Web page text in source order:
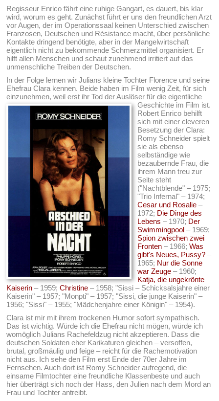
Regisseur Enrico fährt eine ruhige Gangart, es dauert, bis klar
wird, worum es geht. Zunächst führt er uns den freundlichen Arzt
vor Augen, der im Operationssaal keinen Unterschied zwischen
Franzosen, Deutschen und Résistance macht, über persönliche
Kontakte dringend benötigte, aber in der Mangelwirtschaft
eigentlich nicht zu bekommende Schmerzmittel organisiert. Er
hilft allen Menschen und schaut zunehmend irritiert auf das
unmenschliche Treiben der Deutschen.
In der Folge lernen wir Julians kleine Tochter Florence und seine
Ehefrau Clara kennen. Beide haben im Film wenig Zeit, für sich
einzunehmen, weil erst ihr Tod der Auslöser für die eigentliche
Geschichte im Film ist.
Robert Enrico behilft
sich mit einer cleveren
Besetzung der Clara:
Romy Schneider spielt
sie als ebenso
selbständige wie
bezaubernde Frau, die
ihrem Mann treu zur
Seite steht
("Nachtblende" – 1975;
"Trio Infernal" – 1974;
Cesar und Rosalie –
1972; Die Dinge des
Lebens – 1970; Der
Swimmingpool – 1969;
Spion zwischen zwei
Fronten – 1966;Was
gibt's Neues, Pussy? –
1965; Nur die Sonne
war Zeuge – 1960;
Katja, die ungekrönte
Kaiserin – 1959;Christine – 1958; "Sissi – Schicksalsjahre einer
Kaiserin" – 1957; "Monpti" – 1957; "Sissi, die junge Kaiserin" –
1956; "Sissi" – 1955; "Mädchenjahre einer Königin" – 1954).
Clara ist mir mit ihrem trockenen Humor sofort sympathisch.
Das ist wichtig. Würde ich die Ehefrau nicht mögen, würde ich
womöglich Julians Rachefeldzug nicht akzeptieren. Dass die
deutschen Soldaten eher Karikaturen gleichen – versoffen,
brutal, großmäulig und feige – reicht für die Rachemotivation
nicht aus. Ich sehe den Film erst Ende der 70er Jahre im
Fernsehen. Auch dort ist Romy Schneider aufregend, die
einsame Filmtochter eine freundliche Klassenbeste und auch
hier überträgt sich noch der Hass, den Julien nach dem Mord an
Frau und Tochter antreibt.